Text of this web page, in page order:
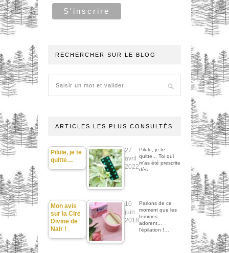
RECHERCHER SUR LE BLOG
ARTICLES LES PLUS CONSULTÉS
Pilule, je te
quitte…
27
avril
2022
Pilule, je te
quitte... Toi qui
m'as été prescrite
dès…
Mon avis
sur la Cire
Divine de
Nair !
10
juin
2018
Parlons de ce
moment que les
femmes
adorent...
l'épilation !…